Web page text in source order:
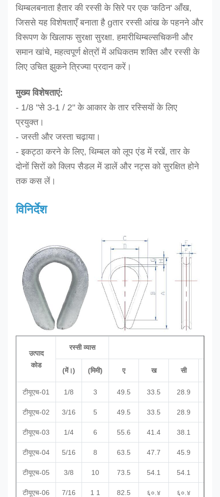
थिम्बलबनाता हैतार की रस्सी के सिरे पर एक 'कठिन' आँख,
जिससे यह विशेषताएँ बनाता है gतार रस्सी आंख के पहनने और
विरूपण के खिलाफ सुरक्षा सुरक्षा. हमारीथिम्बल्सचिकनी और
समान खांचे, महत्वपूर्ण क्षेत्रों में अधिकतम शक्ति और रस्सी के
लिए उचित झुकने त्रिज्या प्रदान करें।
मुख्य विशेषताएं:
- 1/8 "से 3-1 / 2" के आकार के तार रस्सियों के लिए
प्रयुक्त।
- जस्ती और जस्ता चढ़ाया।
- इकट्ठा करने के लिए, थिम्बल को लूप एंड में रखें, तार के
दोनों सिरों को क्लिप सैडल में डालें और नट्स को सुरक्षित होने
तक कस लें।
विनिर्देश
उत्पाद
कोड
रस्सी व्यास
(में।) (मिमी) ए ख सी
टीयूएच-01 1/8 3 49.5 33.5 28.9
टीयूएच-02 3/16 5 49.5 33.5 28.9
टीयूएच-03 1/4 6 55.6 41.4 38.1
टीयूएच-04 5/16 8 63.5 47.7 45.9
टीयूएच-05 3/8 10 73.5 54.1 54.1
टीयूएच-06 7/16 1 1 82.5 ६०.४ ६०.४